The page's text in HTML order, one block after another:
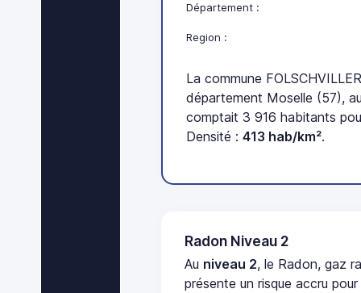
Département :
Region :
La commune
département Moselle (57),
comptait 3 916 habitants
Densité :413 hab/km².
Radon Niveau 2
Au niveau 2, le Radon, gaz
présente un risque accru